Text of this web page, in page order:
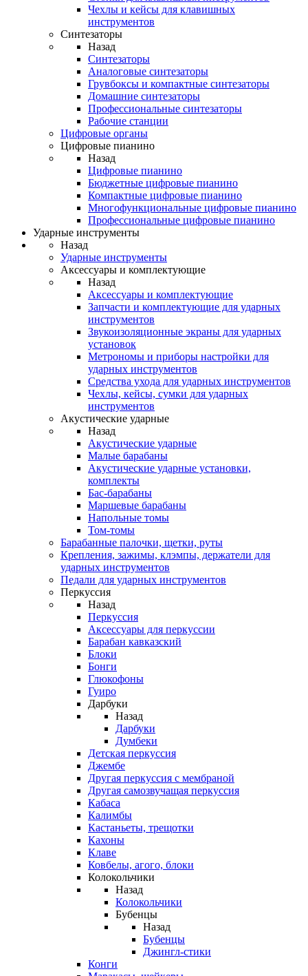
Чехлы и кейсы для клавишных
инструментов
Синтезаторы
Назад
Синтезаторы
Аналоговые синтезаторы
Грувбоксы и компактные синтезаторы
Домашние синтезаторы
Профессиональные синтезаторы
Рабочие станции
Цифровые органы
Цифровые пианино
Назад
Цифровые пианино
Бюджетные цифровые пианино
Компактные цифровые пианино
Многофункциональные цифровые пианино
Профессиональные цифровые пианино
Ударные инструменты
Назад
Ударные инструменты
Аксессуары и комплектующие
Назад
Аксессуары и комплектующие
Запчасти и комплектующие для ударных
инструментов
Звукоизоляционные экраны для ударных
установок
Метрономы и приборы настройки для
ударных инструментов
Средства ухода для ударных инструментов
Чехлы, кейсы, сумки для ударных
инструментов
Акустические ударные
Назад
Акустические ударные
Mалые барабаны
Акустические ударные установки,
комплекты
Бас-барабаны
Маршевые барабаны
Напольные томы
Том-томы
Барабанные палочки, щетки, руты
Крепления, зажимы, клэмпы, держатели для
ударных инструментов
Педали для ударных инструментов
Перкуссия
Назад
Перкуссия
Аксессуары для перкуссии
Барабан кавказский
Блоки
Бонги
Глюкофоны
Гуиро
Дарбуки
Назад
Дарбуки
Думбеки
Детская перкуссия
Джембе
Другая перкуссия с мембраной
Другая самозвучащая перкуссия
Кабаса
Калимбы
Кастаньеты, трещотки
Кахоны
Клаве
Ковбелы, агого, блоки
Колокольчики
Назад
Колокольчики
Бубенцы
Назад
Бубенцы
Джингл-стики
Конги